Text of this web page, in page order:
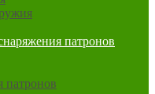
патронов
патронов